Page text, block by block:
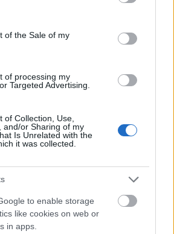
to Google and its third-party tags to
specified purposes in below Google
of the Sale of my
of processing my
Targeted Advertising.
of Collection, Use,
and/or Sharing of my
Is Unrelated with the
it was collected.
to enable storage
like cookies on web or
in apps.
również hasła
oniemieć
śmigus-dyngus
gerundivum